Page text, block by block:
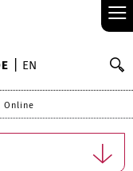
≡
EN
Online